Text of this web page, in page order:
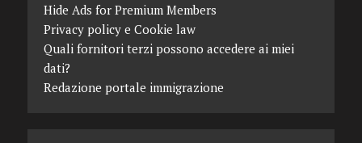
Hide Ads for Premium Members
Privacy policy e Cookie law
Quali fornitori terzi possono accedere ai miei
dati?
Redazione portale immigrazione